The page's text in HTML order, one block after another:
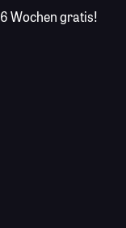
6 Wochen gratis!